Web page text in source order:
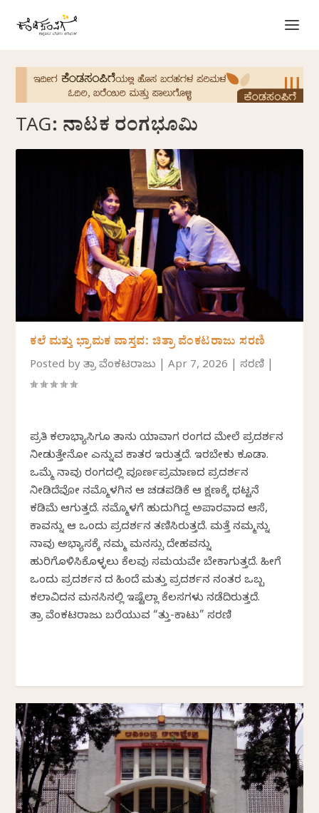
TAG: ನಾಟಕ ರಂಗಭೂಮಿ
ಕಲೆ ಮತ್ತು ಭ್ರಾಮಕ ವಾಸ್ತವ: ಚಿತ್ರಾ ವೆಂಕಟರಾಜು ಸರಣಿ
Posted byಚಿತ್ರಾ ವೆಂಕಟರಾಜು |Apr 7, 2026 |ಸರಣಿ
ಪ್ರತಿ ಕಲಾಭ್ಯಾಸಿಗೂ ತಾನು ಯಾವಾಗ ರಂಗದ ಮೇಲೆ ಪ್ರದರ್ಶನ
ನೀಡುತ್ತೇನೋ ಎನ್ನುವ ಕಾತರ ಇರುತ್ತದೆ. ಇರಬೇಕು ಕೂಡಾ‌.
ಒಮ್ಮೆ ನಾವು ರಂಗದಲ್ಲಿ ಪೂರ್ಣಪ್ರಮಾಣದ ಪ್ರದರ್ಶನ
ನೀಡಿದೆವೋ ನಮ್ಮೊಳಗಿನ ಆ ಚಡಪಡಿಕೆ ಆ ಕ್ಷಣಕ್ಕೆ ಥಟ್ಟನೆ
ಕಡಿಮೆ ಆಗುತ್ತದೆ. ನಮ್ಮೊಳಗೆ ಹುದುಗಿದ್ದ ಅಪಾರವಾದ ಆಸೆ,
ಕಾವನ್ನು ಆ ಒಂದು ಪ್ರದರ್ಶನ ತಣಿಸಿರುತ್ತದೆ. ಮತ್ತೆ ನಮ್ಮನ್ನು
ನಾವು ಅಭ್ಯಾಸಕ್ಕೆ ನಮ್ಮ ಮನಸ್ಸು ದೇಹವನ್ನು
ಹುರಿಗೊಳಿಸಿಕೊಳ್ಳಲು ಕೆಲವು ಸಮಯವೇ ಬೇಕಾಗುತ್ತದೆ. ಹೀಗೆ
ಒಂದು ಪ್ರದರ್ಶನ ದ ಹಿಂದೆ ಮತ್ತು ಪ್ರದರ್ಶನ ನಂತರ ಒಬ್ಬ
ಕಲಾವಿದನ ಮನಸಿನಲ್ಲಿ ಇಷ್ಟೆಲ್ಲಾ ಕೆಲಸಗಳು ನಡೆದಿರುತ್ತದೆ.
ಚಿತ್ರಾ ವೆಂಕಟರಾಜು ಬರೆಯುವ “ಚಿತ್ತು-ಕಾಟು” ಸರಣಿ